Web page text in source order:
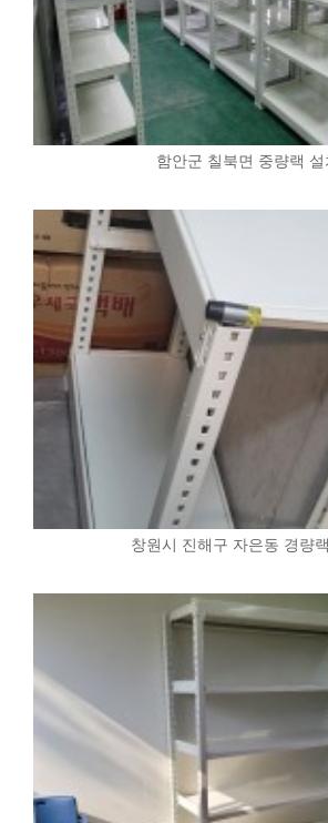
함안군 칠북면 중량랙 설
창원시 진해구 자은동 경량